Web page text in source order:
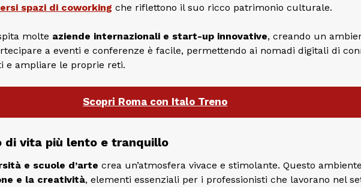
spazi di coworking che riflettono il suo ricco patrimonio culturale.
molte aziende internazionali e start-up innovative, creando un
a eventi e conferenze è facile, permettendo ai nomadi digitali di
e ampliare le proprie reti.
Scopri Roma con Italo Treno
di vita più lento e tranquillo
e scuole d’arte crea un’atmosfera vivace e stimolante. Questo ambiente
e la creatività, elementi essenziali per i professionisti che lavorano nel